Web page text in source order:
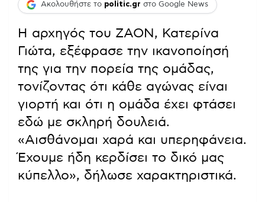
Ακολουθήστε το politic.gr στο Google News
Η αρχηγός του ΖΑΟΝ, Κατερίνα
Γιώτα, εξέφρασε την ικανοποίησή
της για την πορεία της ομάδας,
τονίζοντας ότι κάθε αγώνας είναι
γιορτή και ότι η ομάδα έχει φτάσει
εδώ με σκληρή δουλειά.
«Αισθάνομαι χαρά και υπερηφάνεια.
Έχουμε ήδη κερδίσει το δικό μας
κύπελλο», δήλωσε χαρακτηριστικά.